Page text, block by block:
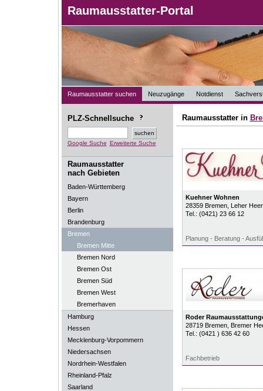
Raumausstatter-Portal
Raumausstatter suchen Neuzugänge Notdienst
PLZ-Schnellsuche
Google Suche Erweiterte Suche
Raumausstatter
nach Gebieten
Baden-Württemberg
Bayern
Berlin
Brandenburg
Bremen
Bremen Mitte
Bremen Nord
Bremen Ost
Bremen Süd
Bremen West
Bremerhaven
Hamburg
Hessen
Mecklenburg-Vorpommern
Niedersachsen
Nordrhein-Westfalen
Rheinland-Pfalz
Saarland
Raumausstatter in
Kuehner Wohnen
28359 Bremen, Leher
Tel.: (0421) 23 66 12
Planung - Beratung -
Roder
28719 Bremen, Bremer
Tel.: (0421 ) 636 42 60
Fachbetrieb